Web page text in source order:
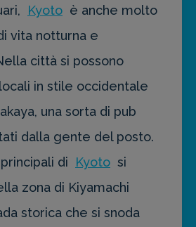
Kyoto è anche molto
vita notturna e
città si possono
in stile occidentale
una sorta di pub
dalla gente del posto.
di
Kyoto si
zona di Kiyamachi
storica che si snoda